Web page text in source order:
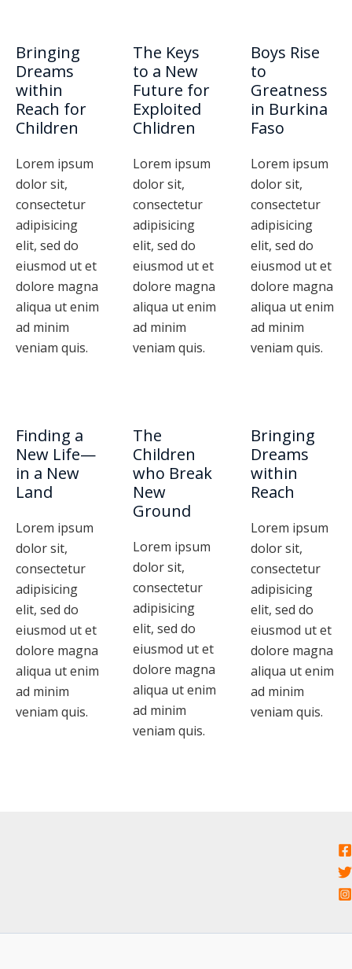
Bringing
Dreams
within
Reach for
Children
Lorem ipsum
dolor sit,
consectetur
adipisicing
elit, sed do
eiusmod ut et
dolore magna
aliqua ut enim
ad minim
veniam quis.
The Keys
to a New
Future for
Exploited
Chlidren
Lorem ipsum
dolor sit,
consectetur
adipisicing
elit, sed do
eiusmod ut et
dolore magna
aliqua ut enim
ad minim
veniam quis.
Boys Rise
to
Greatness
in Burkina
Faso
Lorem ipsum
dolor sit,
consectetur
adipisicing
elit, sed do
eiusmod ut et
dolore magna
aliqua ut enim
ad minim
veniam quis.
Finding a
New Life—
in a New
Land
Lorem ipsum
dolor sit,
consectetur
adipisicing
elit, sed do
eiusmod ut et
dolore magna
aliqua ut enim
ad minim
veniam quis.
The
Children
who Break
New
Ground
Lorem ipsum
dolor sit,
consectetur
adipisicing
elit, sed do
eiusmod ut et
dolore magna
aliqua ut enim
ad minim
veniam quis.
Bringing
Dreams
within
Reach
Lorem ipsum
dolor sit,
consectetur
adipisicing
elit, sed do
eiusmod ut et
dolore magna
aliqua ut enim
ad minim
veniam quis.